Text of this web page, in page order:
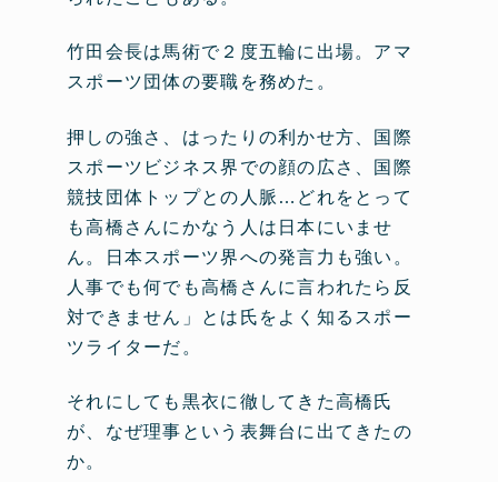
竹田会長は馬術で２度五輪に出場。アマ
スポーツ団体の要職を務めた。
押しの強さ、はったりの利かせ方、国際
スポーツビジネス界での顔の広さ、国際
競技団体トップとの人脈…どれをとって
も高橋さんにかなう人は日本にいませ
ん。日本スポーツ界への発言力も強い。
人事でも何でも高橋さんに言われたら反
対できません」とは氏をよく知るスポー
ツライターだ。
それにしても黒衣に徹してきた高橋氏
が、なぜ理事という表舞台に出てきたの
か。